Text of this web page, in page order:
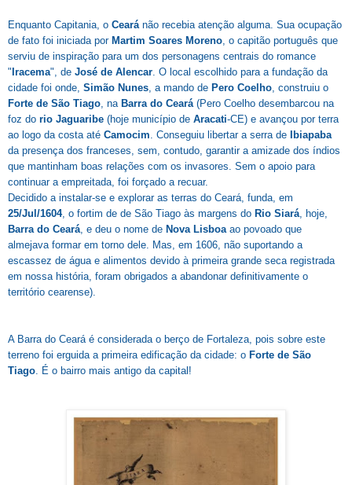
Enquanto Capitania, o Ceará não recebia atenção alguma. Sua ocupação
de fato foi iniciada por Martim Soares Moreno , o capitão português que
serviu de inspiração para um dos personagens centrais do romance
"Iracema", de José de Alencar . O local escolhido para a fundação da
cidade foi onde, Simão Nunes , a mando de Pero Coelho , construiu o
Forte de São Tiago , na Barra do Ceará (Pero Coelho desembarcou na
foz do rio Jaguaribe (hoje município de Aracati-CE) e avançou por terra
ao logo da costa até Camocim . Conseguiu libertar a serra de Ibiapaba
da presença dos franceses, sem, contudo, garantir a amizade dos índios
que mantinham boas relações com os invasores. Sem o apoio para
continuar a empreitada, foi forçado a recuar.
Decidido a instalar-se e explorar as terras do Ceará, funda, em
25/Jul/1604, o fortim de de São Tiago às margens do Rio Siará , hoje,
Barra do Ceará , e deu o nome de Nova Lisboa ao povoado que
almejava formar em torno dele. Mas, em 1606, não suportando a
escassez de água e alimentos devido à primeira grande seca registrada
em nossa história, foram obrigados a abandonar definitivamente o
território cearense).
A Barra do Ceará é considerada o berço de Fortaleza, pois sobre este
terreno foi erguida a primeira edificação da cidade: o Forte de São
Tiago . É o bairro mais antigo da capital!